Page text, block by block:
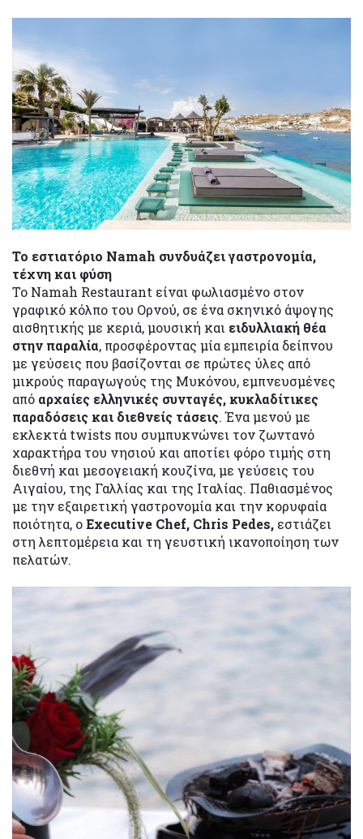
Το εστιατόριο Namah συνδυάζει γαστρονομία,
τέχνη και φύση
Το Namah Restaurant είναι φωλιασμένο στον
γραφικό κόλπο του Ορνού, σε ένα σκηνικό άψογης
αισθητικής με κεριά, μουσική και ειδυλλιακή θέα
στην παραλία, προσφέροντας μία εμπειρία δείπνου
με γεύσεις που βασίζονται σε πρώτες ύλες από
μικρούς παραγωγούς της Μυκόνου, εμπνευσμένες
από αρχαίες ελληνικές συνταγές, κυκλαδίτικες
παραδόσεις και διεθνείς τάσεις. Ένα μενού με
εκλεκτά twists που συμπυκνώνει τον ζωντανό
χαρακτήρα του νησιού και αποτίει φόρο τιμής στη
διεθνή και μεσογειακή κουζίνα, με γεύσεις του
Αιγαίου, της Γαλλίας και της Ιταλίας. Παθιασμένος
με την εξαιρετική γαστρονομία και την κορυφαία
ποιότητα, οExecutive Chef, Chris Pedes, εστιάζει
στη λεπτομέρεια και τη γευστική ικανοποίηση των
πελατών.